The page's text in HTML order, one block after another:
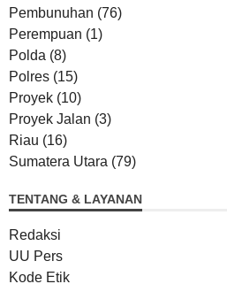
Pembunuhan (76)
Perempuan (1)
Polda (8)
Polres (15)
Proyek (10)
Proyek Jalan (3)
Riau (16)
Sumatera Utara (79)
TENTANG & LAYANAN
Redaksi
UU Pers
Kode Etik